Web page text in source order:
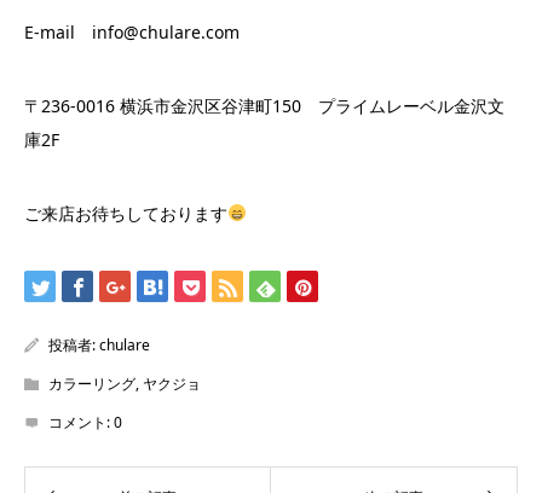
E-mail info@chulare.com
〒236-0016 横浜市金沢区谷津町150 プライムレーベル金沢文
庫2F
ご来店お待ちしております
投稿者:chulare
カラーリング, ヤクジョ
コメント:0